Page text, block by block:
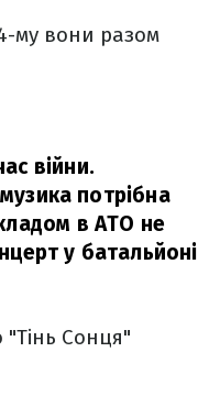
му вони разом
війни.
потрібна
в АТО не
у батальйоні
Сонця"